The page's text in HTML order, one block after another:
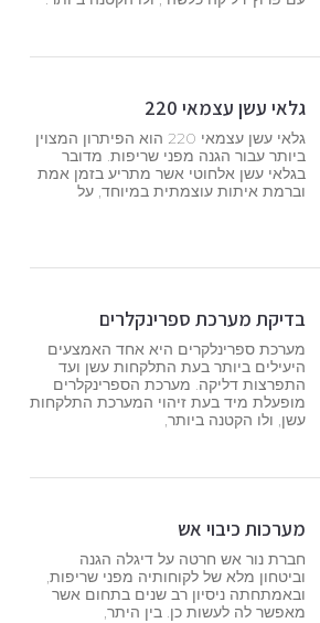
גלאי עשן עצמאי 220
גלאי עשן עצמאי 220 הוא הפיתרון המצוין
ביותר עבור הגנה מפני שריפות. מדובר
בגלאי עשן אלחוטי אשר מתריע בזמן אמת
וברמת איתות עוצמתית במיוחד, על
בדיקת מערכת ספרינקלרים
מערכת ספרינלקרים היא אחד האמצעים
היעילים ביותר בעת התלקחות עשן ועד
התפרצות דליקה. מערכת הספרינקלרים
מופעלת מיד בעת זיהוי המערכת התלקחות
עשן, ולו הקטנה ביותר,
מערכות כיבוי אש
חברת נור אש חרטה על דיגלה הגנה
וביטחון מלא של לקוחותיה מפני שריפות,
ובאמתחתה ניסיון רב שנים בתחום אשר
מאפשר לה לעשות כן. בין היתר,